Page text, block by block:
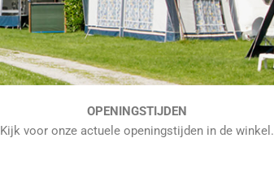
OPENINGSTIJDEN
Kijk voor onze actuele openingstijden in de winkel.